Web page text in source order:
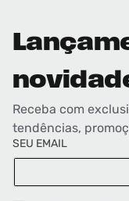
Receba com
tendências,
SEU EMAIL